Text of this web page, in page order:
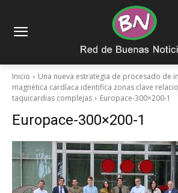
Inicio
Una nueva estrategia de procesado de
magnética cardí­aca identifica zonas clave
taquicardias complejas
Europace-300×200-1
Europace-300×200-1